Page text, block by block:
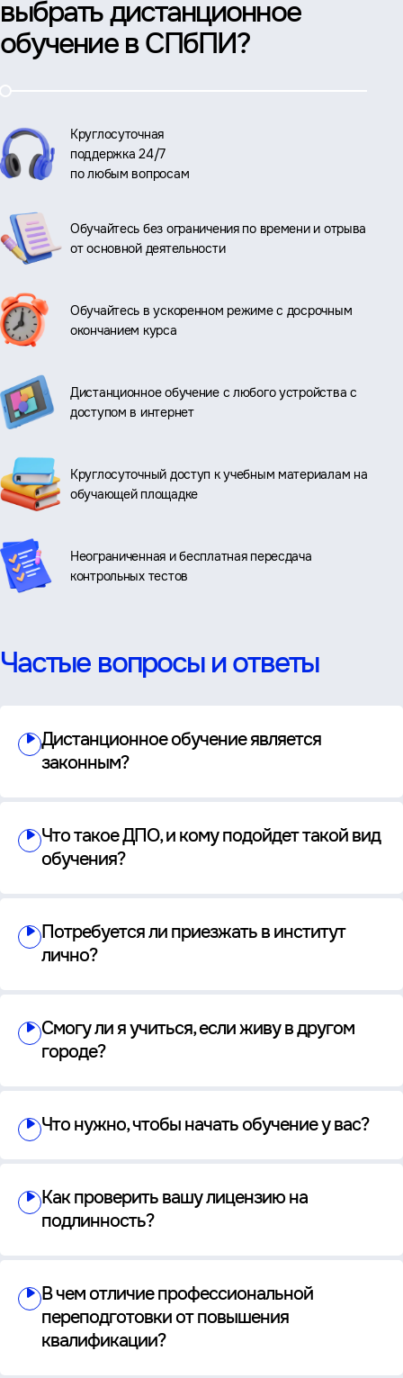
выбрать дистанционное
обучение в СПбПИ?
Круглосуточная
поддержка 24/7
по любым вопросам
Обучайтесь без ограничения по времени и отрыва
от основной деятельности
Обучайтесь в ускоренном режиме с досрочным
окончанием курса
Дистанционное обучение с любого устройства с
доступом в интернет
Круглосуточный доступ к учебным материалам на
обучающей площадке
Неограниченная и бесплатная пересдача
контрольных тестов
Частые вопросы и ответы
Дистанционное обучение является
законным?
Что такое ДПО, и кому подойдет такой вид
обучения?
Потребуется ли приезжать в институт
лично?
Смогу ли я учиться, если живу в другом
городе?
Что нужно, чтобы начать обучение у вас?
Как проверить вашу лицензию на
подлинность?
В чем отличие профессиональной
переподготовки от повышения
квалификации?